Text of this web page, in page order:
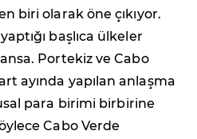
biri olarak öne çıkıyor.
başlıca ülkeler
Portekiz ve Cabo
ayında yapılan anlaşma
para birimi birbirine
Cabo Verde